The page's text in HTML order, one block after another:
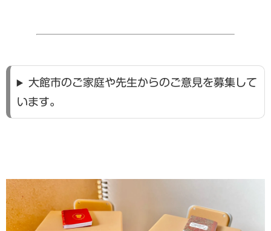
大館市のご家庭や先生からのご意見を募集して
います。